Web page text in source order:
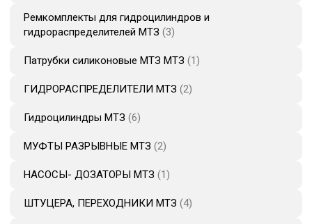
Ремкомплекты для гидроцилиндров и
гидрораспределителей МТЗ 3
Патрубки силиконовые МТЗ МТЗ 1
ГИДРОРАСПРЕДЕЛИТЕЛИ МТЗ 2
Гидроцилиндры МТЗ 6
МУФТЫ РАЗРЫВНЫЕ МТЗ 2
НАСОСЫ- ДОЗАТОРЫ МТЗ 1
ШТУЦЕРА, ПЕРЕХОДНИКИ МТЗ 4